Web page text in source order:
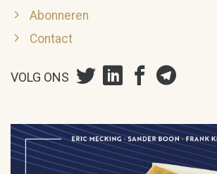
Abonneren
Contact
VOLG ONS